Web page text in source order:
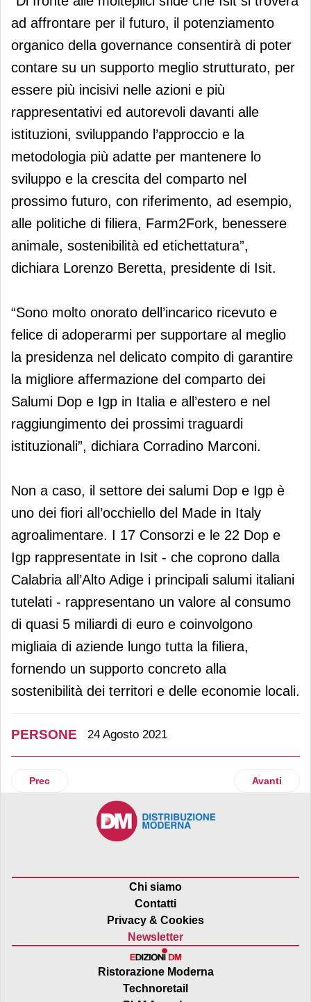
ad affrontare per il futuro, il potenziamento
organico della governance consentirà di poter
contare su un supporto meglio strutturato, per
essere più incisivi nelle azioni e più
rappresentativi ed autorevoli davanti alle
istituzioni, sviluppando l’approccio e la
metodologia più adatte per mantenere lo
sviluppo e la crescita del comparto nel
prossimo futuro, con riferimento, ad esempio,
alle politiche di filiera, Farm2Fork, benessere
animale, sostenibilità ed etichettatura”,
dichiara Lorenzo Beretta, presidente di Isit.
“Sono molto onorato dell’incarico ricevuto e
felice di adoperarmi per supportare al meglio
la presidenza nel delicato compito di garantire
la migliore affermazione del comparto dei
Salumi Dop e Igp in Italia e all’estero e nel
raggiungimento dei prossimi traguardi
istituzionali”, dichiara Corradino Marconi.
Non a caso, il settore dei salumi Dop e Igp è
uno dei fiori all’occhiello del Made in Italy
agroalimentare. I 17 Consorzi e le 22 Dop e
Igp rappresentate in Isit - che coprono dalla
Calabria all’Alto Adige i principali salumi italiani
tutelati - rappresentano un valore al consumo
di quasi 5 miliardi di euro e coinvolgono
migliaia di aziende lungo tutta la filiera,
fornendo un supporto concreto alla
sostenibilità dei territori e delle economie locali.
PERSONE 24 Agosto 2021
Articolo precedente: Nuovi ingressi di alto profilo per
Prec Articolo
Avanti
Chi siamo
Contatti
Privacy & Cookies
Newsletter
Ristorazione Moderna
Technoretail